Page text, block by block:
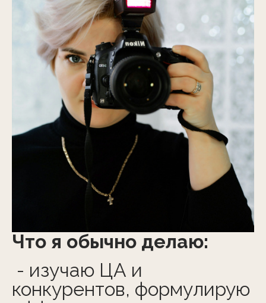
Что я обычно делаю:
- изучаю ЦА и
конкурентов, формулирую